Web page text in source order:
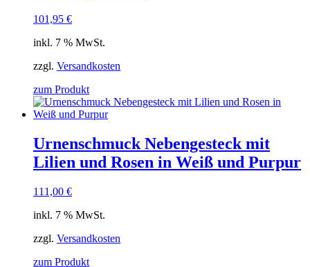
101,95 €
inkl. 7 % MwSt.
zzgl. Versandkosten
zum Produkt
Urnenschmuck Nebengesteck mit
Lilien und Rosen in Weiß und Purpur
111,00 €
inkl. 7 % MwSt.
zzgl. Versandkosten
zum Produkt